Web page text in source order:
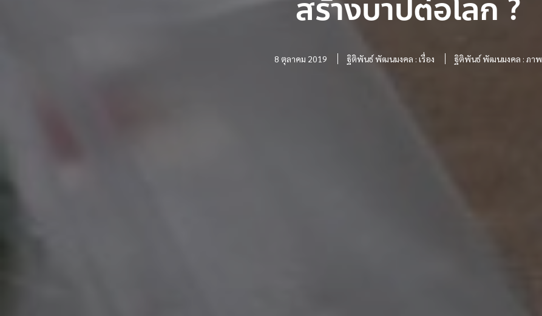
สร้างบาปต่อโลก ?
8 ตุลาคม 2019 ฐิติพันธ์ พัฒนมงคล : เรื่อง ฐิติพันธ์ พัฒนมงคล : ภาพ